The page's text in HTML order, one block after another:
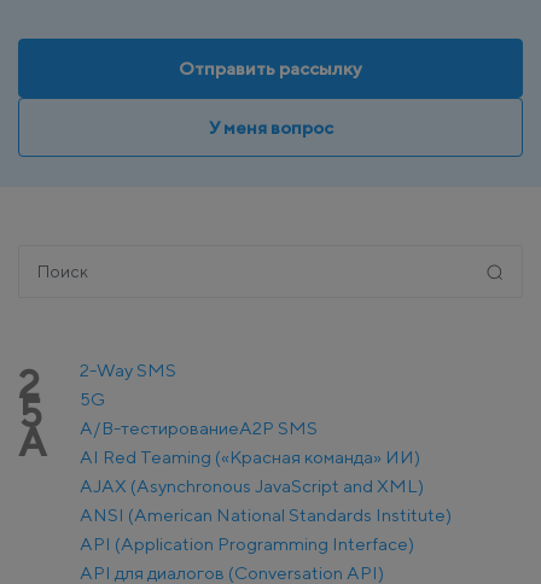
Отправить рассылку
У меня вопрос
2 2-Way SMS
5 5G
A A/B-тестированиеA2P SMS
AI Red Teaming («Красная команда» ИИ)
AJAX (Asynchronous JavaScript and XML)
ANSI (American National Standards Institute)
API (Application Programming Interface)
API для диалогов (Conversation API)